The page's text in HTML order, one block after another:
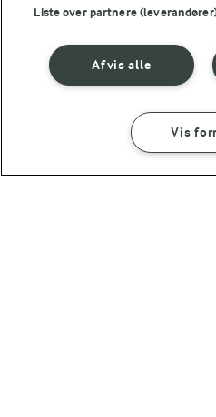
SÅDAN GØR DU
Liste over partnere
Afvis alle
Vis